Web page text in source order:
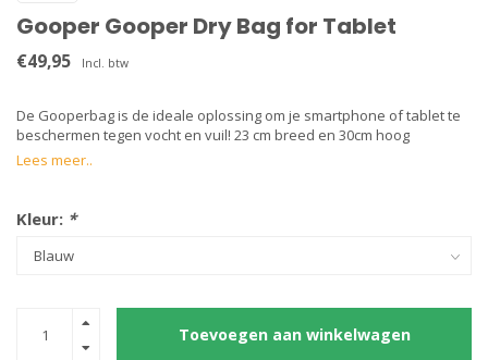
Gooper Gooper Dry Bag for Tablet
€49,95 Incl. btw
De Gooperbag is de ideale oplossing om je smartphone of tablet te
beschermen tegen vocht en vuil! 23 cm breed en 30cm hoog
Lees meer..
Kleur: *
Toevoegen aan winkelwagen